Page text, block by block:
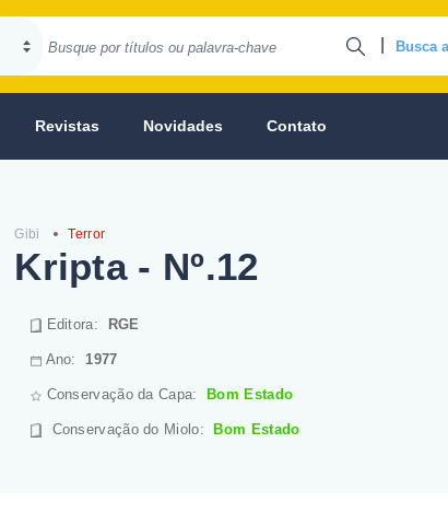
Busca
Revistas Novidades Contato
Gibi Terror
Kripta - Nº.12
Editora: RGE
Ano:1977
Conservação da Capa: Bom Estado
Conservação do Miolo: Bom Estado